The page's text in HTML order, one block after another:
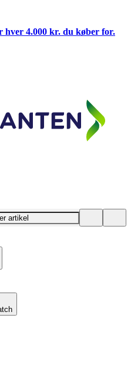
4.000 kr. du køber for.